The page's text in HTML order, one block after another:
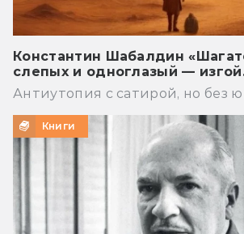
Константин Шабалдин
слепых и одноглазый —
Антиутопия с сатирой, но без
Книги